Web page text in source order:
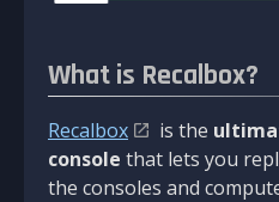
What is Recalbox?
Recalbox is the
console that lets you
the consoles and